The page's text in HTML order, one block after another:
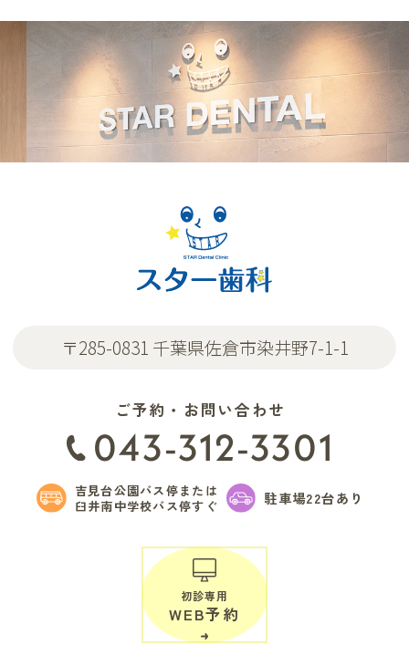
〒285-0831 千葉県佐倉市染井野7-1-1
ご予約・お問い合わせ
043-312-3301
吉見台公園バス停または
臼井南中学校バス停すぐ
駐車場22台あり
初診専用
WEB予約